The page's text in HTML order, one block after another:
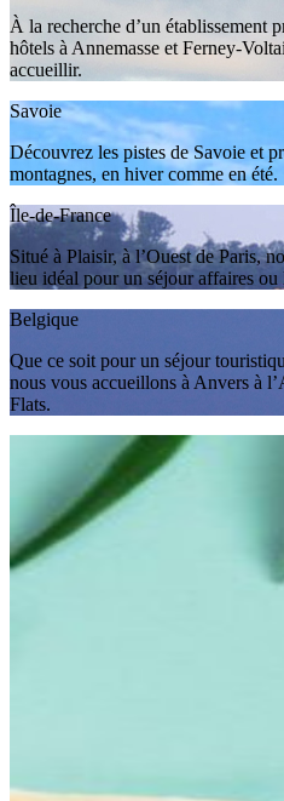
À la recherche d’un établissement
hôtels à Annemasse et Ferney-
accueillir.
Savoie
Découvrez les pistes de Savoie et
montagnes, en hiver comme en été.
Île-de-France
Situé à Plaisir, à l’Ouest de Paris,
lieu idéal pour un séjour affaires ou
Belgique
Que ce soit pour un séjour
nous vous accueillons à Anvers à
Flats.